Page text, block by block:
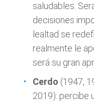
saludables.
decisiones
lealtad se
realmente le
será su gran
Cerdo (1947,
2019): percibe